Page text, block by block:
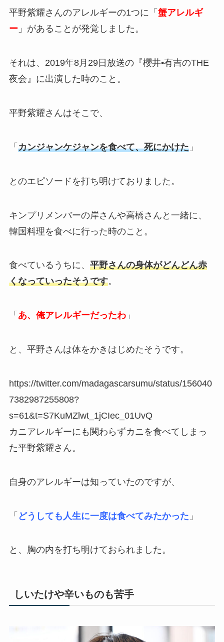
平野紫耀さんのアレルギーの1つに「 蟹アレルギ
ー」があることが発覚しました。
それは、2019年8月29日放送の『櫻井•有吉のTHE
夜会』に出演した時のこと。
平野紫耀さんはそこで、
「 カンジャンケジャンを食べて、死にかけた」
とのエピソードを打ち明けておりました。
キンプリメンバーの岸さんや高橋さんと一緒に、
韓国料理を食べに行った時のこと。
食べているうちに、 平野さんの身体がどんどん赤
くなっていったそうです。
「 あ、俺アレルギーだったわ」
と、平野さんは体をかきはじめたそうです。
https://twitter.com/madagascarsumu/status/156040
7382987255808?
s=61&t=S7KuMZlwt_1jCIec_01UvQ
カニアレルギーにも関わらずカニを食べてしまっ
た平野紫耀さん。
自身のアレルギーは知っていたのですが、
「 どうしても人生に一度は食べてみたかった 」
と、胸の内を打ち明けておられました。
しいたけや辛いものも苦手